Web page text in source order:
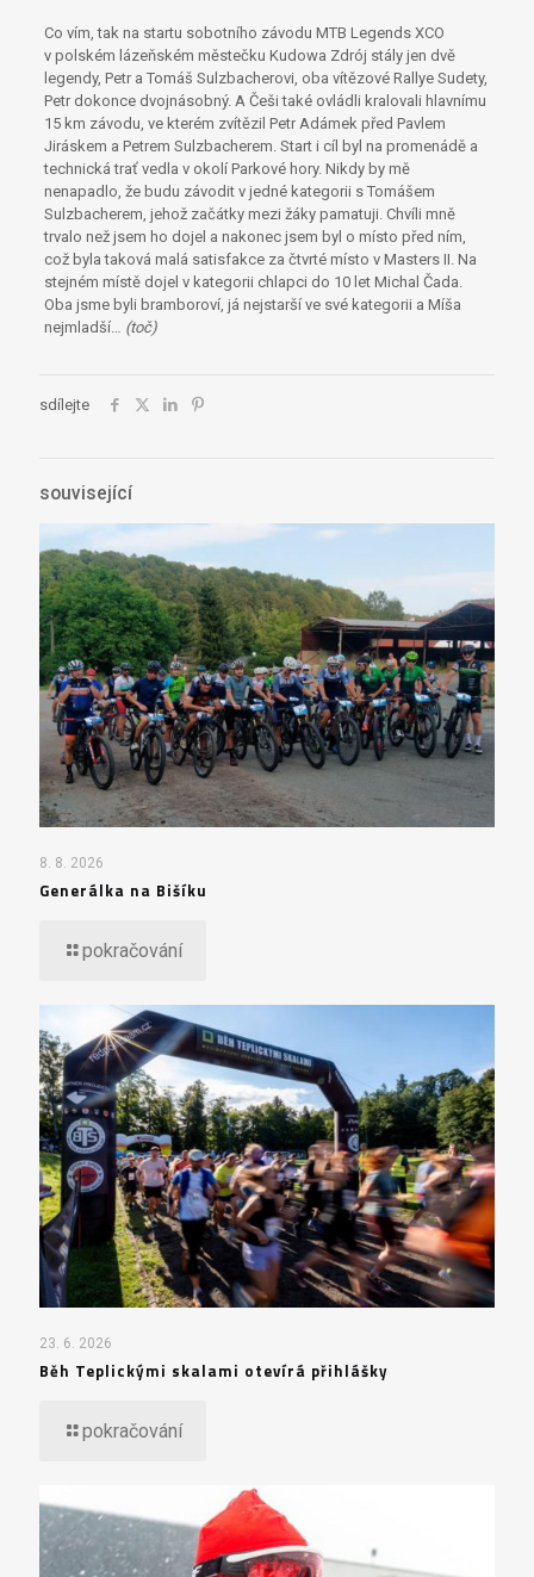
Co vím, tak na startu sobotního závodu MTB Legends XCO
v polském lázeňském městečku Kudowa Zdrój stály jen dvě
legendy, Petr a Tomáš Sulzbacherovi, oba vítězové Rallye Sudety,
Petr dokonce dvojnásobný. A Češi také ovládli kralovali hlavnímu
15 km závodu, ve kterém zvítězil Petr Adámek před Pavlem
Jiráskem a Petrem Sulzbacherem. Start i cíl byl na promenádě a
technická trať vedla v okolí Parkové hory. Nikdy by mě
nenapadlo, že budu závodit v jedné kategorii s Tomášem
Sulzbacherem, jehož začátky mezi žáky pamatuji. Chvíli mně
trvalo než jsem ho dojel a nakonec jsem byl o místo před ním,
což byla taková malá satisfakce za čtvrté místo v Masters II. Na
stejném místě dojel v kategorii chlapci do 10 let Michal Čada.
Oba jsme byli bramboroví, já nejstarší ve své kategorii a Míša
nejmladší… (toč)
sdílejte
související
8. 8. 2026
Generálka na Bišíku
pokračování
23. 6. 2026
Běh Teplickými skalami otevírá přihlášky
pokračování